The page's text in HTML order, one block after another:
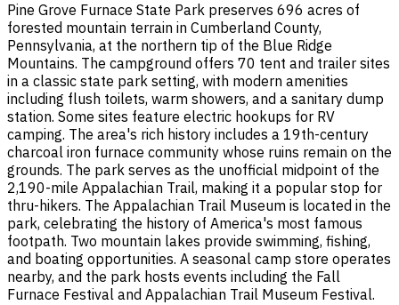
Pine Grove Furnace State Park preserves 696 acres of
forested mountain terrain in Cumberland County,
Pennsylvania, at the northern tip of the Blue Ridge
Mountains. The campground offers 70 tent and trailer sites
in a classic state park setting, with modern amenities
including flush toilets, warm showers, and a sanitary dump
station. Some sites feature electric hookups for RV
camping. The area's rich history includes a 19th-century
charcoal iron furnace community whose ruins remain on the
grounds. The park serves as the unofficial midpoint of the
2,190-mile Appalachian Trail, making it a popular stop for
thru-hikers. The Appalachian Trail Museum is located in the
park, celebrating the history of America's most famous
footpath. Two mountain lakes provide swimming, fishing,
and boating opportunities. A seasonal camp store operates
nearby, and the park hosts events including the Fall
Furnace Festival and Appalachian Trail Museum Festival.